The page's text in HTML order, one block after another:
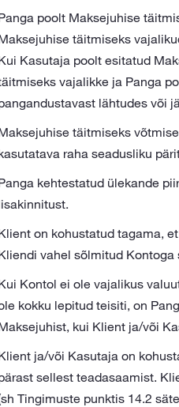
poolt Maksejuhise
täitmiseks
Kasutaja poolt esitatud
vajalikke ja Panga
lähtudes või
täitmiseks
raha seadusliku
kehtestatud ülekande
on kohustatud tagama,
vahel sõlmitud
Kontol ei ole vajalikus
kokku lepitud teisiti, on
kui Klient ja/või
ja/või Kasutaja on
sellest teadasaamist.
Tingimuste punktis 14.2